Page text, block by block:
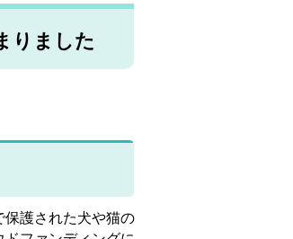
りました
護された犬や猫の